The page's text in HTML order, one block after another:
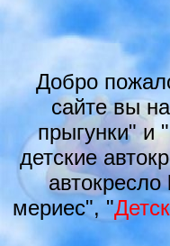
Добро
сайте вы
прыгунки" и
детские
автокресло
мериес", "